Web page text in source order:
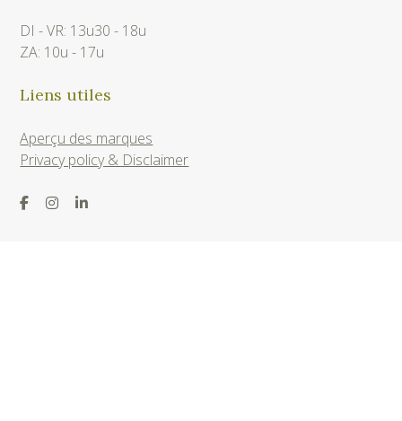
DI - VR: 13u30 - 18u
ZA: 10u - 17u
Liens utiles
Aperçu des marques
Privacy policy & Disclaimer